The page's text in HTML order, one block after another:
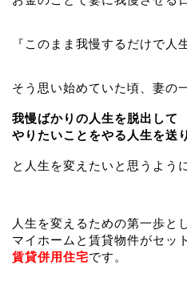
『このまま我慢するだけで人
そう思い始めていた頃、妻の
我慢ばかりの人生を脱出して
やりたいことをやる人生を送
と人生を変えたいと思うよう
人生を変えるための第一歩と
マイホームと賃貸物件がセッ
賃貸併用住宅です。